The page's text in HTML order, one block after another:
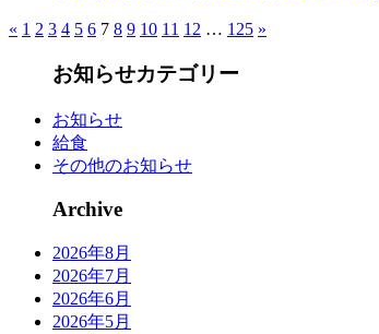
« 1 2 3 4 5 6 7 8 9 10 11 12 … 125 »
お知らせカテゴリー
お知らせ
給食
その他のお知らせ
Archive
2026年8月
2026年7月
2026年6月
2026年5月